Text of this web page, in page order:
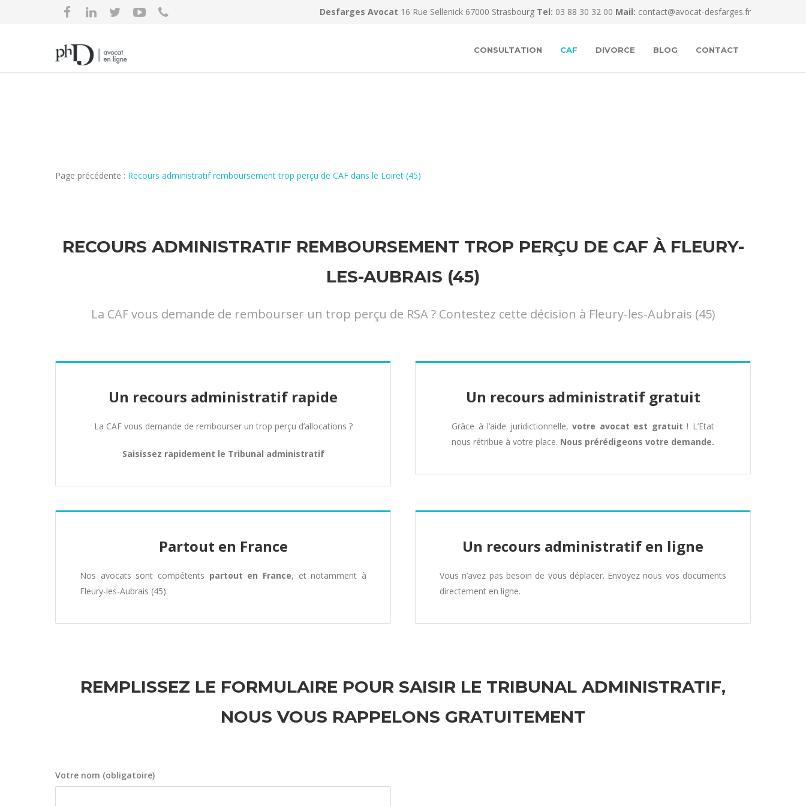
Desfarges Avocat 16 Rue Sellenick 67000 Strasbourg Tel: 03 88 30 32 00 Mail: contact@avocat-desfarges.fr
CONSULTATION CAF DIVORCE BLOG CONTACT
Page précédente : Recours administratif remboursement trop perçu de CAF dans le Loiret (45)
RECOURS ADMINISTRATIF REMBOURSEMENT TROP PERÇU DE CAF À FLEURY-
LES-AUBRAIS (45)
La CAF vous demande de rembourser un trop perçu de RSA ? Contestez cette décision à Fleury-les-Aubrais (45)
Un recours administratif rapide
La CAF vous demande de rembourser un trop perçu d’allocations ?
Saisissez rapidement le Tribunal administratif
Un recours administratif gratuit
Grâce à l’aide juridictionnelle,votre avocat est gratuit ! L’Etat
nous rétribue à votre place. Nous prérédigeons votre demande.
Partout en France
Nos avocats sont compétents partout en France, et notamment à
Fleury-les-Aubrais (45).
Un recours administratif en ligne
Vous n’avez pas besoin de vous déplacer. Envoyez nous vos documents
directement en ligne.
REMPLISSEZ LE FORMULAIRE POUR SAISIR LE TRIBUNAL ADMINISTRATIF,
NOUS VOUS RAPPELONS GRATUITEMENT
Votre nom (obligatoire)